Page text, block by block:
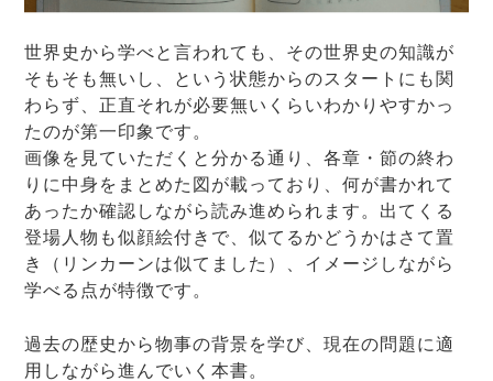
世界史から学べと言われても、その世界史の知識が
そもそも無いし、という状態からのスタートにも関
わらず、正直それが必要無いくらいわかりやすかっ
たのが第一印象です。
画像を見ていただくと分かる通り、各章・節の終わ
りに中身をまとめた図が載っており、何が書かれて
あったか確認しながら読み進められます。出てくる
登場人物も似顔絵付きで、似てるかどうかはさて置
き（リンカーンは似てました）、イメージしながら
学べる点が特徴です。
過去の歴史から物事の背景を学び、現在の問題に適
用しながら進んでいく本書。